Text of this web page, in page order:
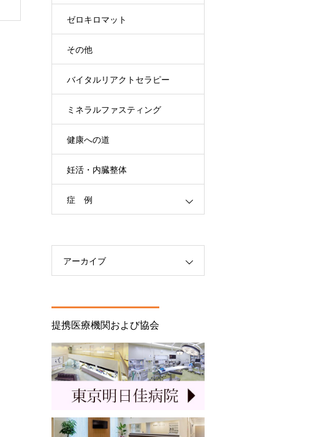
ゼロキロマット
その他
バイタルリアクトセラピー
ミネラルファスティング
健康への道
妊活・内臓整体
症 例
アーカイブ
提携医療機関および協会